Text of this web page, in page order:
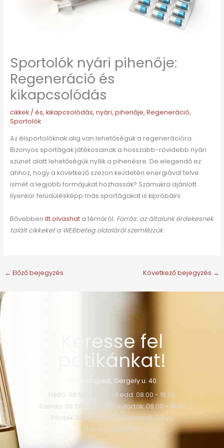
Sportolók nyári pihenője:
Regeneráció és
kikapcsolódás
cikkek/ és, kikapcsolódás, nyári, pihenője, Regeneráció,
Sportolók
Az élsportolóknak alig van lehetőségük a regenerációra.
Bizonyos sportágak játékosainak a hosszabb-rövidebb nyári
szünet alatt lehetőségük nyílik a pihenésre. De elegendő ez
ahhoz, hogy a következő szezon kezdetén energiával telve
ismét a legjobb formájukat hozhassák? Számukra ajánlott
ilyenkor felüdülésképp más sportágakat is kipróbálni.
Bővebben itt olvashat a témáról. Forrás: az általunk érdekesnek
talált cikkeket a WEBbeteg oldaláról szemlézzük.
← Előző bejegyzés Következő bejegyzés →
Keresse fel
patikánkat!
1103 Budapest, Gergely u. 40.
Hétfő: 08:00 - 16:00 o Kedd: 08:00 - 16:00
Szerda: 08:00 - 16:00 o Csütörtök: 08:00 - 16:00
Péntek: 08:00 - 16:00 o Szombat: Zárva
Tel: 06 1 262 1828